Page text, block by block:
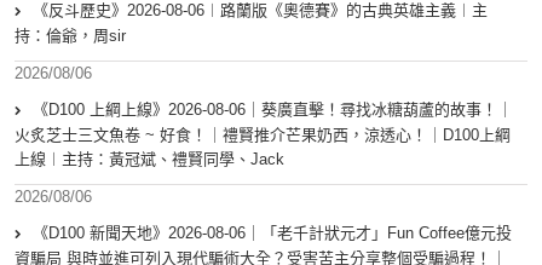
《反斗歷史》2026-08-06︱路蘭版《奧德賽》的古典英雄主義︱主
持：倫爺，周sir
2026/08/06
《D100 上綱上線》2026-08-06｜葵廣直擊！尋找冰糖葫蘆的故事！｜
火炙芝士三文魚卷 ~ 好食！｜禮賢推介芒果奶西，涼透心！｜D100上綱
上線︱主持：黃冠斌、禮賢同學、Jack
2026/08/06
《D100 新聞天地》2026-08-06｜「老千計狀元才」Fun Coffee億元投
資騙局 與時並進可列入現代騙術大全？受害苦主分享整個受騙過程！｜